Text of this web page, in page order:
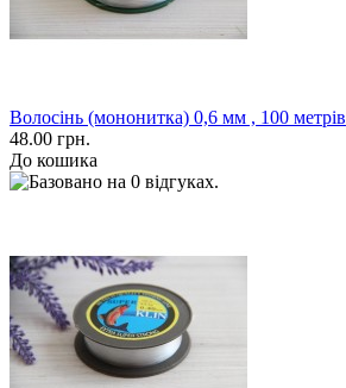
Волосінь (мононитка) 0,6 мм , 100 метрів
48.00 грн.
До кошика